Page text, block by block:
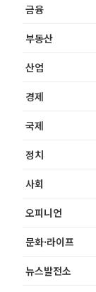
금융
부동산
산업
경제
국제
정치
사회
오피니언
문화·라이프
뉴스발전소